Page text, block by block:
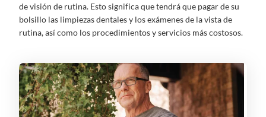
de visión de rutina. Esto significa que tendrá que pagar de su
bolsillo las limpiezas dentales y los exámenes de la vista de
rutina, así como los procedimientos y servicios más costosos.